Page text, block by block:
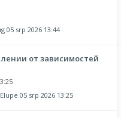
05 srp 2026 13:44
от зависимостей
05 srp 2026 13:25